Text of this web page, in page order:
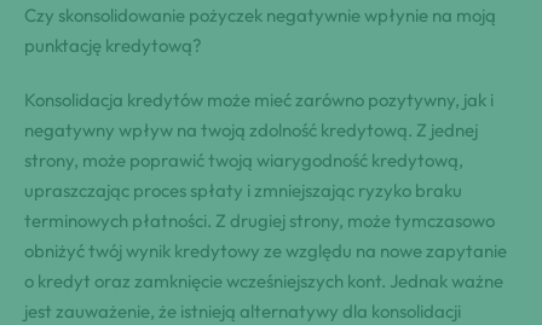
Czy skonsolidowanie pożyczek negatywnie wpłynie na moją
punktację kredytową?
Konsolidacja kredytów może mieć zarówno pozytywny, jak i
negatywny wpływ na twoją zdolność kredytową. Z jednej
strony, może poprawić twoją wiarygodność kredytową,
upraszczając proces spłaty i zmniejszając ryzyko braku
terminowych płatności. Z drugiej strony, może tymczasowo
obniżyć twój wynik kredytowy ze względu na nowe zapytanie
o kredyt oraz zamknięcie wcześniejszych kont. Jednak ważne
jest zauważenie, że istnieją alternatywy dla konsolidacji